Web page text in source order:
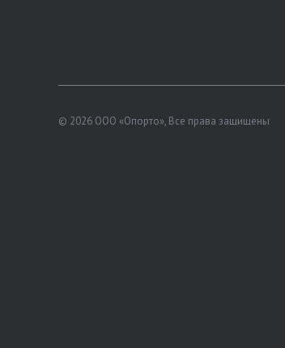
© 2026 ООО «Опорто», Все права защищены